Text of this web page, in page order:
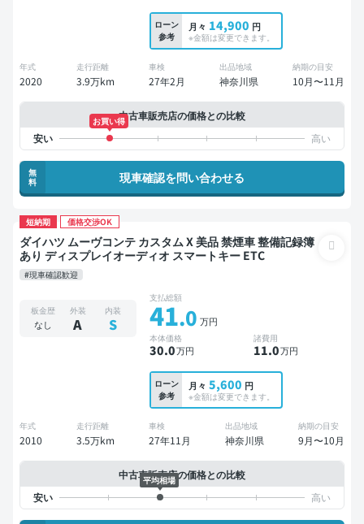
ローン
参考
月々 14,900 円
※金額は変更できます。
年式
2020
走行距離
3.9万km
車検
27年2月
出品地域
神奈川県
納期の目安
10月〜11月
中古車販売店の価格との比較
お買い得
無
料
現車確認を問い合わせる
短納期 価格交渉OK
ダイハツ ムーヴコンテ カスタム X 美品 禁煙車 整備記録簿
あり ディスプレイオーディオ スマートキー ETC
#現車確認歓迎
板金歴
なし
外装
A
内装
S
支払総額
41.0 万円
本体価格
30.0万円
諸費用
11.0万円
ローン
参考
月々 5,600 円
※金額は変更できます。
年式
2010
走行距離
3.5万km
車検
27年11月
出品地域
神奈川県
納期の目安
9月〜10月
中古車販売店の価格との比較
平均相場